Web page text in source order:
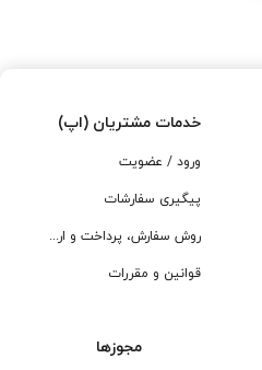
خدمات مشتریان (اپ)
ورود / عضویت
پیگیری سفارشات
روش سفارش، پرداخت و ارسال
قوانین و مقررات
مجوزها